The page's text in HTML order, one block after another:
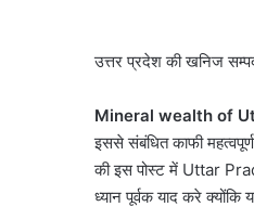
उत्तर प्रदेश की खनिज
Mineral wealth of
इससे संबंधित काफी
की इस पोस्ट में Uttar
ध्यान पूर्वक याद करे